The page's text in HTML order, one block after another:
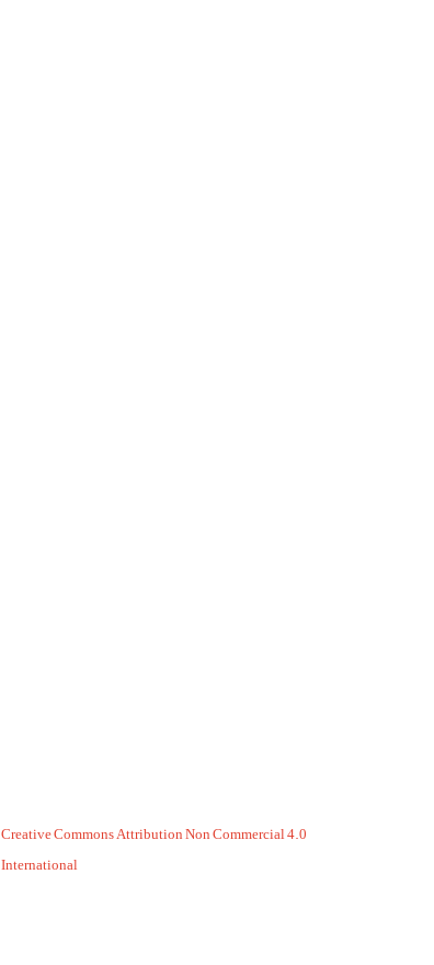
Creative Commons Attribution Non Commercial 4.0
International